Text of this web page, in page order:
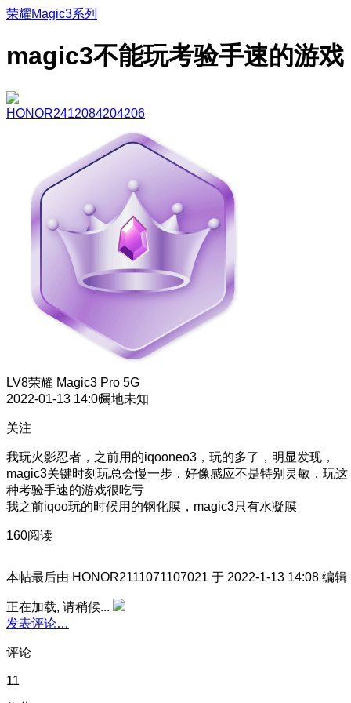
荣耀Magic3系列
magic3不能玩考验手速的游戏
HONOR2412084204206
LV8荣耀 Magic3 Pro 5G
2022-01-13 14:06属地未知
关注
我玩火影忍者，之前用的iqooneo3，玩的多了，明显发现，
magic3关键时刻玩总会慢一步，好像感应不是特别灵敏，玩这
种考验手速的游戏很吃亏
我之前iqoo玩的时候用的钢化膜，magic3只有水凝膜
160阅读
本帖最后由 HONOR2111071107021 于 2022-1-13 14:08 编辑
正在加载, 请稍候...
发表评论…
评论
11